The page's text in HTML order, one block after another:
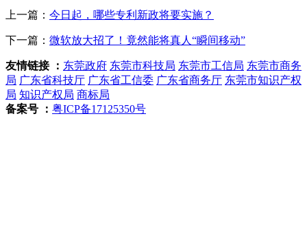
上一篇： 今日起，哪些专利新政将要实施？
下一篇： 微软放大招了！竟然能将真人“瞬间移动”
友情链接 ： 东莞政府 东莞市科技局 东莞市工信局 东莞市商务
局 广东省科技厅 广东省工信委 广东省商务厅 东莞市知识产权
局 知识产权局 商标局
备案号 ： 粤ICP备17125350号